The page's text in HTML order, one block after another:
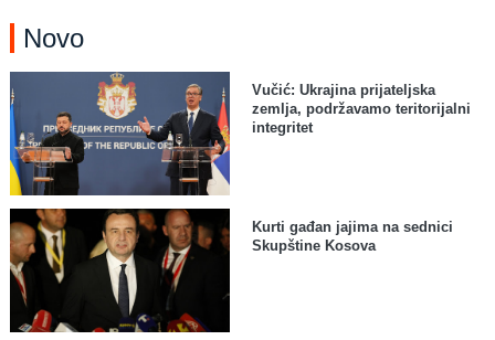
Novo
Vučić: Ukrajina prijateljska
zemlja, podržavamo teritorijalni
integritet
Kurti gađan jajima na sednici
Skupštine Kosova